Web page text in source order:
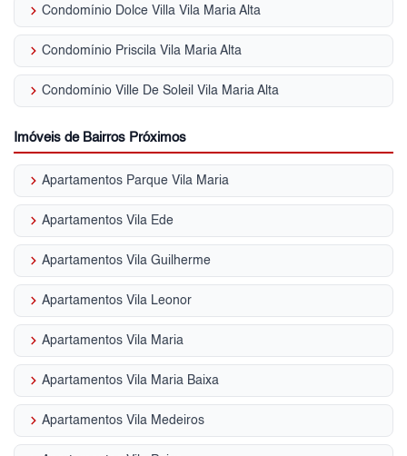
keyboard_arrow_right Condomínio Dolce Villa Vila Maria Alta
keyboard_arrow_right Condomínio Priscila Vila Maria Alta
keyboard_arrow_right Condomínio Ville De Soleil Vila Maria Alta
Imóveis de Bairros Próximos
keyboard_arrow_right Apartamentos Parque Vila Maria
keyboard_arrow_right Apartamentos Vila Ede
keyboard_arrow_right Apartamentos Vila Guilherme
keyboard_arrow_right Apartamentos Vila Leonor
keyboard_arrow_right Apartamentos Vila Maria
keyboard_arrow_right Apartamentos Vila Maria Baixa
keyboard_arrow_right Apartamentos Vila Medeiros